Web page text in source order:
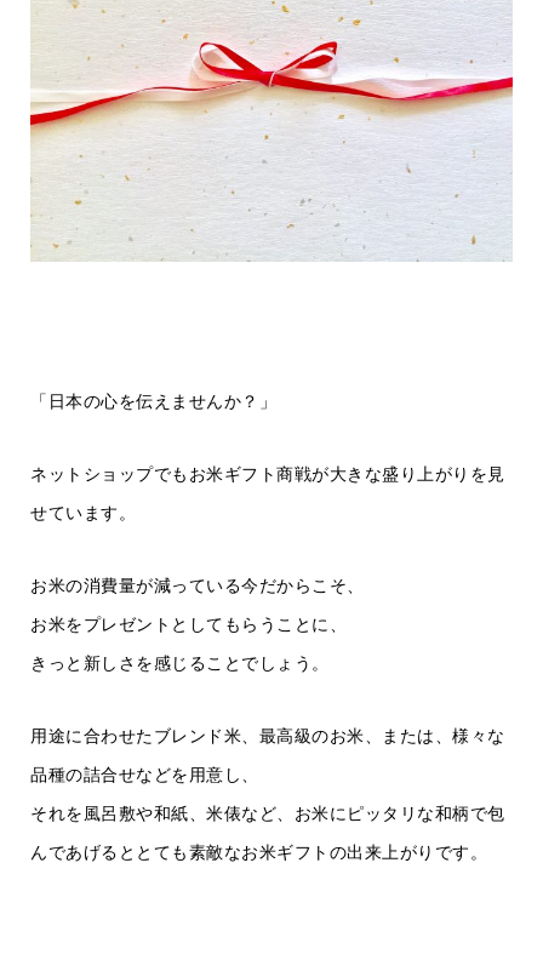
「日本の心を伝えませんか？」
ネットショップでもお米ギフト商戦が大きな盛り上がりを見
せています。
お米の消費量が減っている今だからこそ、
お米をプレゼントとしてもらうことに、
きっと新しさを感じることでしょう。
用途に合わせたブレンド米、最高級のお米、または、様々な
品種の詰合せなどを用意し、
それを風呂敷や和紙、米俵など、お米にピッタリな和柄で包
んであげるととても素敵なお米ギフトの出来上がりです。